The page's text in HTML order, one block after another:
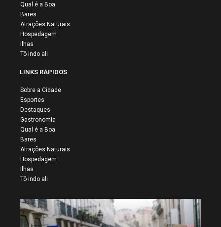
Qual é a Boa
Bares
Atrações Naturais
Hospedagem
Ilhas
Tô indo ali
LINKS RÁPIDOS
Sobre a Cidade
Esportes
Destaques
Gastronomia
Qual é a Boa
Bares
Atrações Naturais
Hospedagem
Ilhas
Tô indo ali